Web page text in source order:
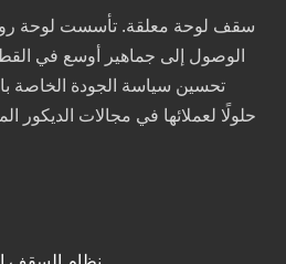
الوصول إلى جماهير أوسع في
تحسين سياسة الجودة الخاصة
حلولًا لعملائها في مجالات الديكور